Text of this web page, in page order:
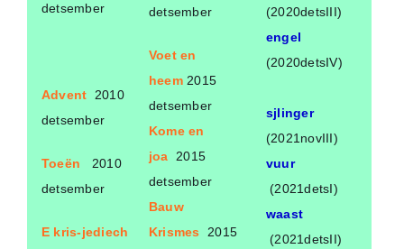
detsember
Advent
2010
detsember
Toeën
2010
detsember
E kris-jediech
detsember
Voet en
heem2015
detsember
Kome en
joa 2015
detsember
Bauw
Krismes
2015
(2020detsIII)
engel
(2020detsIV)
sjlinger
(2021novIII)
vuur
(2021detsI)
waast
(2021detsII)